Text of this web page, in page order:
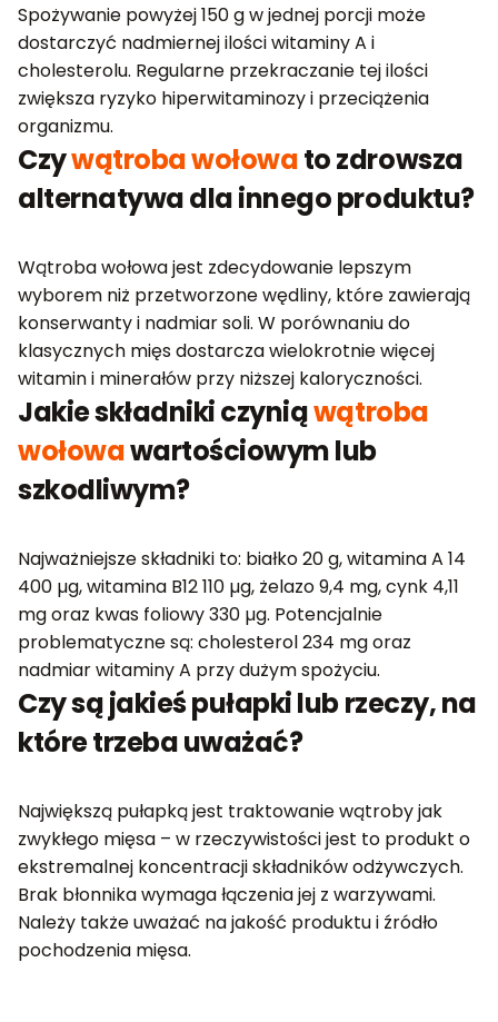
Spożywanie powyżej 150 g w jednej porcji może
dostarczyć nadmiernej ilości witaminy A i
cholesterolu. Regularne przekraczanie tej ilości
zwiększa ryzyko hiperwitaminozy i przeciążenia
organizmu.
Czywątroba wołowato zdrowsza
alternatywa dla innego produktu?
Wątroba wołowa jest zdecydowanie lepszym
wyborem niż przetworzone wędliny, które zawierają
konserwanty i nadmiar soli. W porównaniu do
klasycznych mięs dostarcza wielokrotnie więcej
witamin i minerałów przy niższej kaloryczności.
Jakie składniki czyniąwątroba
wołowawartościowym lub
szkodliwym?
Najważniejsze składniki to: białko 20 g, witamina A 14
400 µg, witamina B12 110 µg, żelazo 9,4 mg, cynk 4,11
mg oraz kwas foliowy 330 µg. Potencjalnie
problematyczne są: cholesterol 234 mg oraz
nadmiar witaminy A przy dużym spożyciu.
Czy są jakieś pułapki lub rzeczy, na
które trzeba uważać?
Największą pułapką jest traktowanie wątroby jak
zwykłego mięsa – w rzeczywistości jest to produkt o
ekstremalnej koncentracji składników odżywczych.
Brak błonnika wymaga łączenia jej z warzywami.
Należy także uważać na jakość produktu i źródło
pochodzenia mięsa.